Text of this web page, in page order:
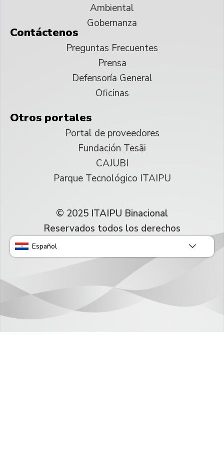
Ambiental
Gobernanza
Contáctenos
Preguntas Frecuentes
Prensa
Defensoría General
Oficinas
Otros portales
Portal de proveedores
Fundación Tesãi
CAJUBI
Parque Tecnológico ITAIPU
© 2025 ITAIPU Binacional
Reservados todos los derechos
Español